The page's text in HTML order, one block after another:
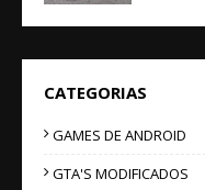
CATEGORIAS
GAMES DE ANDROID
GTA'S MODIFICADOS